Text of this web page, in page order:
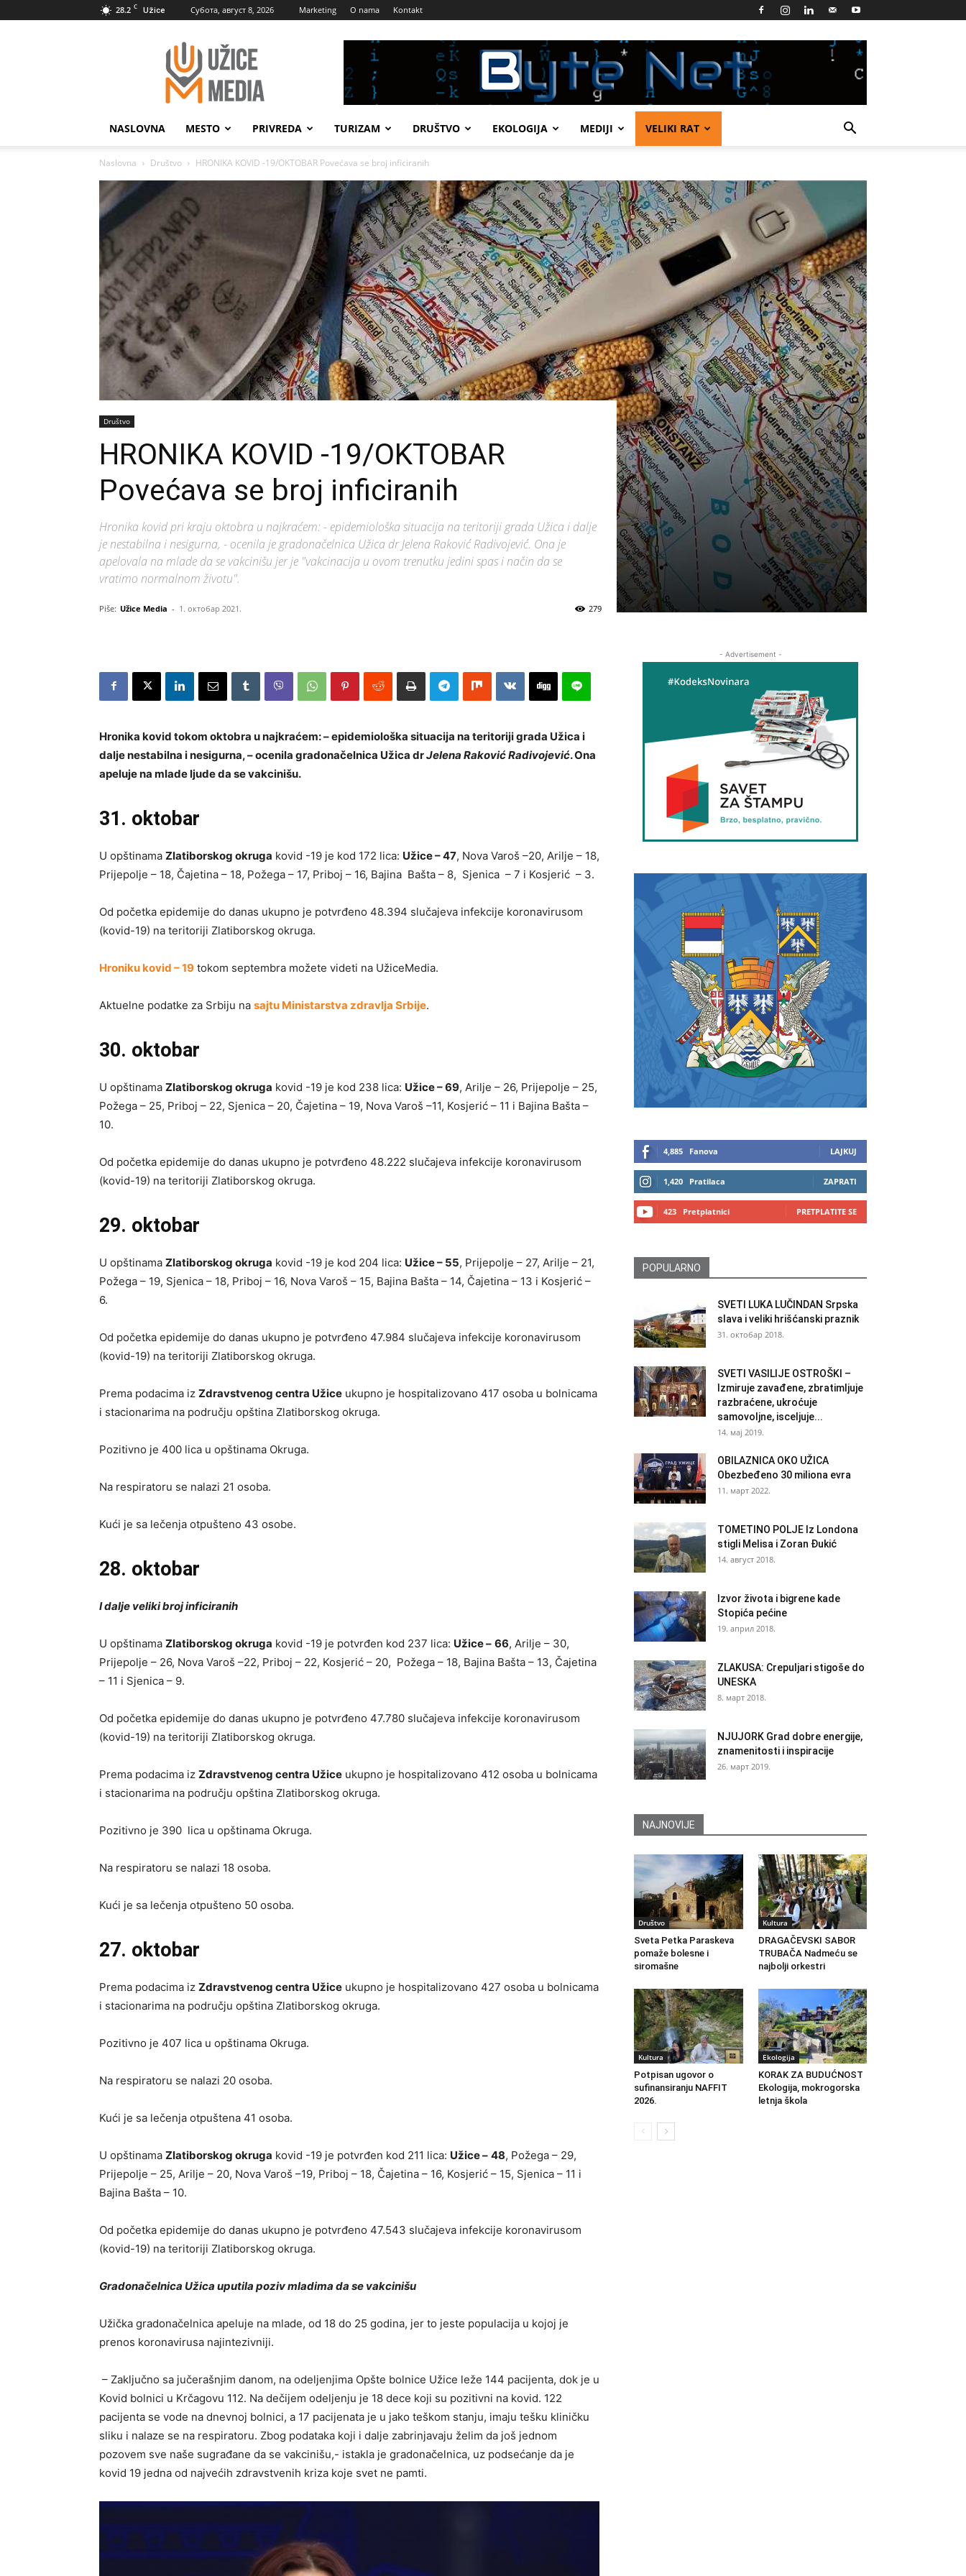
28.2 C Užice Субота, август 8, 2026 Marketing O nama Kontakt
UžiceMedia
NASLOVNA MESTO PRIVREDA TURIZAM DRUŠTVO EKOLOGIJA MEDIJI VELIKI RAT
Naslovna Društvo HRONIKA KOVID -19/OKTOBAR Povećava se broj inficiranih
Društvo
HRONIKA KOVID -19/OKTOBAR
Povećava se broj inficiranih
Hronika kovid pri kraju oktobra u najkraćem: - epidemiološka situacija na teritoriji grada Užica i dalje
je nestabilna i nesigurna, - ocenila je gradonačelnica Užica dr Jelena Raković Radivojević. Ona je
apelovala na mlade da se vakcinišu jer je "vakcinacija u ovom trenutku jedini spas i način da se
vratimo normalnom životu".
Piše: Užice Media - 1. октобар 2021. 279
Hronika kovid tokom oktobra u najkraćem: – epidemiološka situacija na teritoriji grada Užica i
dalje nestabilna i nesigurna, – ocenila gradonačelnica Užica drJelena Raković Radivojević. Ona
apeluje na mlade ljude da se vakcinišu.
31. oktobar
U opštinama Zlatiborskog okruga kovid -19 je kod 172 lica: Užice – 47, Nova Varoš –20, Arilje – 18,
Prijepolje – 18, Čajetina – 18, Požega – 17, Priboj – 16, Bajina Bašta – 8, Sjenica – 7 i Kosjerić – 3.
Od početka epidemije do danas ukupno je potvrđeno 48.394 slučajeva infekcije koronavirusom
(kovid-19) na teritoriji Zlatiborskog okruga.
Hroniku kovid – 19 tokom septembra možete videti na UžiceMedia.
Aktuelne podatke za Srbiju na sajtu Ministarstva zdravlja Srbije.
30. oktobar
U opštinama Zlatiborskog okruga kovid -19 je kod 238 lica: Užice – 69, Arilje – 26, Prijepolje – 25,
Požega – 25, Priboj – 22, Sjenica – 20, Čajetina – 19, Nova Varoš –11, Kosjerić – 11 i Bajina Bašta –
10.
Od početka epidemije do danas ukupno je potvrđeno 48.222 slučajeva infekcije koronavirusom
(kovid-19) na teritoriji Zlatiborskog okruga.
29. oktobar
U opštinama Zlatiborskog okruga kovid -19 je kod 204 lica: Užice – 55, Prijepolje – 27, Arilje – 21,
Požega – 19, Sjenica – 18, Priboj – 16, Nova Varoš – 15, Bajina Bašta – 14, Čajetina – 13 i Kosjerić –
6.
Od početka epidemije do danas ukupno je potvrđeno 47.984 slučajeva infekcije koronavirusom
(kovid-19) na teritoriji Zlatiborskog okruga.
Prema podacima iz Zdravstvenog centra Užice ukupno je hospitalizovano 417 osoba u bolnicama
i stacionarima na području opština Zlatiborskog okruga.
Pozitivno je 400 lica u opštinama Okruga.
Na respiratoru se nalazi 21 osoba.
Kući je sa lečenja otpušteno 43 osobe.
28. oktobar
I dalje veliki broj inficiranih
U opštinama Zlatiborskog okruga kovid -19 je potvrđen kod 237 lica: Užice – 66, Arilje – 30,
Prijepolje – 26, Nova Varoš –22, Priboj – 22, Kosjerić – 20, Požega – 18, Bajina Bašta – 13, Čajetina
– 11 i Sjenica – 9.
Od početka epidemije do danas ukupno je potvrđeno 47.780 slučajeva infekcije koronavirusom
(kovid-19) na teritoriji Zlatiborskog okruga.
Prema podacima iz Zdravstvenog centra Užice ukupno je hospitalizovano 412 osoba u bolnicama
i stacionarima na području opština Zlatiborskog okruga.
Pozitivno je 390 lica u opštinama Okruga.
Na respiratoru se nalazi 18 osoba.
Kući je sa lečenja otpušteno 50 osoba.
27. oktobar
Prema podacima iz Zdravstvenog centra Užice ukupno je hospitalizovano 427 osoba u bolnicama
i stacionarima na području opština Zlatiborskog okruga.
Pozitivno je 407 lica u opštinama Okruga.
Na respiratoru se nalazi 20 osoba.
Kući je sa lečenja otpuštena 41 osoba.
U opštinama Zlatiborskog okruga kovid -19 je potvrđen kod 211 lica: Užice – 48, Požega – 29,
Prijepolje – 25, Arilje – 20, Nova Varoš –19, Priboj – 18, Čajetina – 16, Kosjerić – 15, Sjenica – 11 i
Bajina Bašta – 10.
Od početka epidemije do danas ukupno je potvrđeno 47.543 slučajeva infekcije koronavirusom
(kovid-19) na teritoriji Zlatiborskog okruga.
Gradonačelnica Užica uputila poziv mladima da se vakcinišu
Užička gradonačelnica apeluje na mlade, od 18 do 25 godina, jer to jeste populacija u kojoj je
prenos koronavirusa najintezivniji.
– Zaključno sa jučerašnjim danom, na odeljenjima Opšte bolnice Užice leže 144 pacijenta, dok je u
Kovid bolnici u Krčagovu 112. Na dečijem odeljenju je 18 dece koji su pozitivni na kovid. 122
pacijenta se vode na dnevnoj bolnici, a 17 pacijenata je u jako teškom stanju, imaju tešku kliničku
sliku i nalaze se na respiratoru. Zbog podataka koji i dalje zabrinjavaju želim da još jednom
pozovem sve naše sugrađane da se vakcinišu,- istakla je gradonačelnica, uz podsećanje da je
kovid 19 jedna od najvećih zdravstvenih kriza koje svet ne pamti.
- Advertisement -
4,885 Fanova LAJKUJ
1,420 Pratilaca ZAPRATI
423 Pretplatnici PRETPLATITE SE
POPULARNO
SVETI LUKA LUČINDAN Srpska
slava i veliki hrišćanski praznik
31. октобар 2018.
SVETI VASILIJE OSTROŠKI –
Izmiruje zavađene, zbratimljuje
razbraćene, ukroćuje
samovoljne, isceljuje...
14. мај 2019.
OBILAZNICA OKO UŽICA
Obezbeđeno 30 miliona evra
11. март 2022.
TOMETINO POLJE Iz Londona
stigli Melisa i Zoran Đukić
14. август 2018.
Izvor života i bigrene kade
Stopića pećine
19. април 2018.
ZLAKUSA: Crepuljari stigoše do
UNESKA
8. март 2018.
NJUJORK Grad dobre energije,
znamenitosti i inspiracije
26. март 2019.
NAJNOVIJE
Društvo
Sveta Petka Paraskeva
pomaže bolesne i
siromašne
Kultura
DRAGAČEVSKI SABOR
TRUBAČA Nadmeću se
najbolji orkestri
Kultura
Potpisan ugovor o
sufinansiranju NAFFIT
2026.
Ekologija
KORAK ZA BUDUĆNOST
Ekologija, mokrogorska
letnja škola